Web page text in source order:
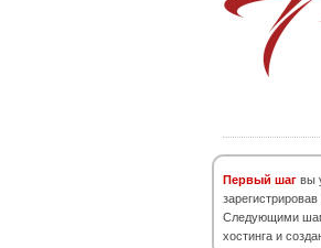
Первый шаг вы
Следующими
хостинга и